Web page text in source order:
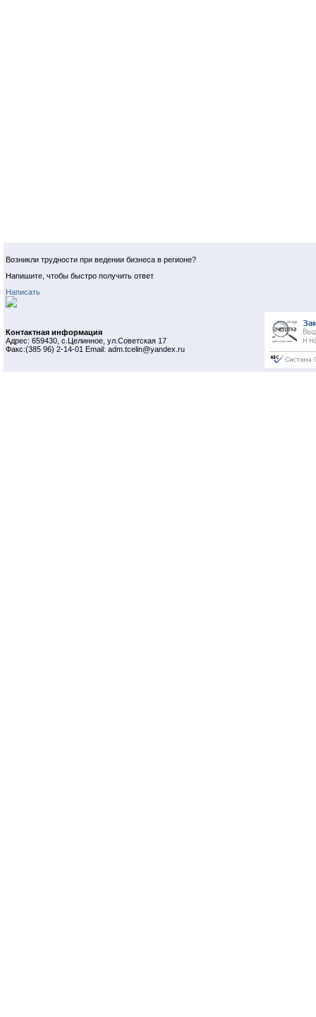
Возникли трудности при ведении бизнеса в регионе?
Напишите, чтобы быстро получить ответ
Написать
Контактная информация
Адрес: 659430, с.Целинное, ул.Советская 17
Факс:(385 96) 2-14-01 Email: adm.tcelin@yandex.ru